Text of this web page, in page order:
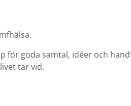
för goda samtal, idéer och
tar vid.